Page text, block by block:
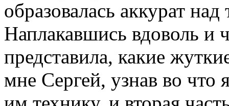
образовалась аккурат
Наплакавшись вдоволь и
представила, какие
мне Сергей, узнав во что